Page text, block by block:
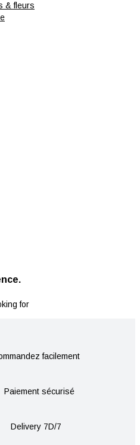
& fleurs
for
facilement
Paiement sécurisé
Delivery 7D/7